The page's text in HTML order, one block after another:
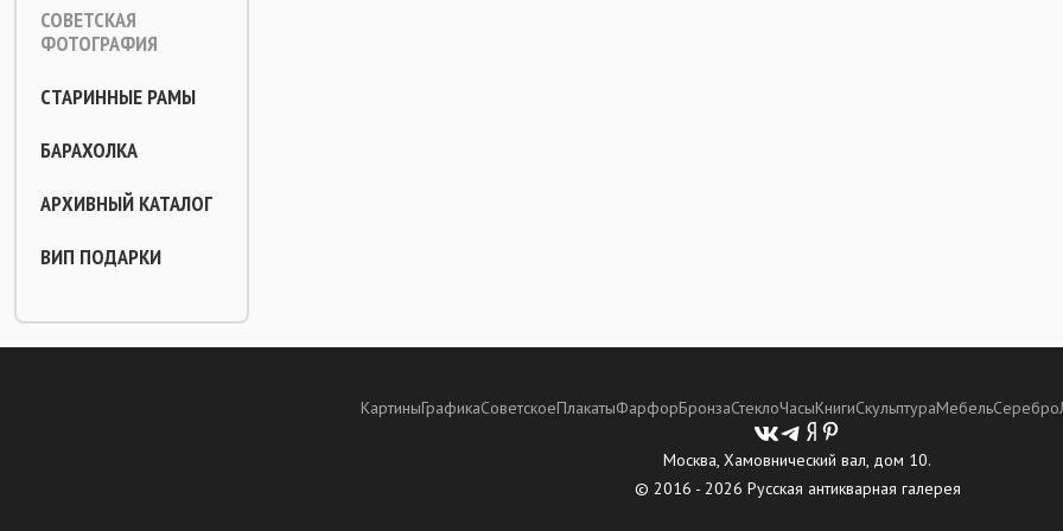
СОВЕТСКАЯ
ФОТОГРАФИЯ
СТАРИННЫЕ РАМЫ
БАРАХОЛКА
АРХИВНЫЙ КАТАЛОГ
ВИП ПОДАРКИ
КартиныГрафикаСоветскоеПлакатыФарфорБронзаСтеклоЧасыКнигиСкульптураМебельСеребро
Москва, Хамовнический вал, дом 10.
© 2016 - 2026 Русская антикварная галерея